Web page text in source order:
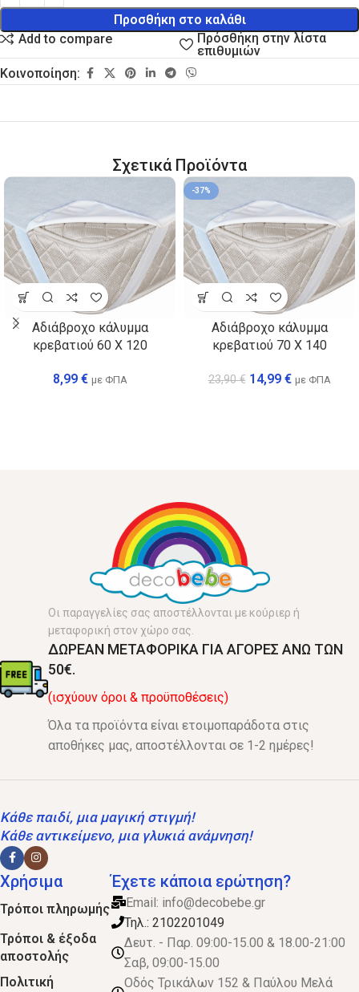
Προσθήκη στο καλάθι
Add to compare
Πρόσθήκη στην λίστα
επιθυμιών
Κοινοποίηση:
Σχετικά Προϊόντα
Αδιάβροχο κάλυμμα
κρεβατιού 60 Χ 120
8,99 € με ΦΠΑ
-37%
Αδιάβροχο κάλυμμα
κρεβατιού 70 X 140
23,90€ 14,99 € με ΦΠΑ
Οι παραγγελίες σας αποστέλλονται με κούριερ ή
μεταφορική στον χώρο σας.
ΔΩΡΕΑΝ ΜΕΤΑΦΟΡΙΚΑ ΓΙΑ ΑΓΟΡΕΣ ΑΝΩ ΤΩΝ
50€.
(ισχύουν όροι & προϋποθέσεις)
Όλα τα προϊόντα είναι ετοιμοπαράδοτα στις
αποθήκες μας, αποστέλλονται σε 1-2 ημέρες!
Κάθε παιδί, μια μαγική στιγμή!
Κάθε αντικείμενο, μια γλυκιά ανάμνηση!
Χρήσιμα
Τρόποι πληρωμής
Τρόποι & έξοδα
αποστολής
Πολιτική
Έχετε κάποια ερώτηση?
Email: info@decobebe.gr
Τηλ.: 2102201049
Δευτ. - Παρ. 09:00-15.00 & 18.00-21:00
Σαβ, 09:00-15.00
Οδός Τρικάλων 152 & Παύλου Μελά